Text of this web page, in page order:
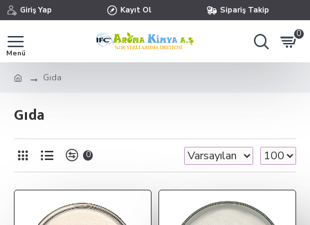
Giriş Yap Kayıt Ol Sipariş Takip
0
Gıda
Gıda
0